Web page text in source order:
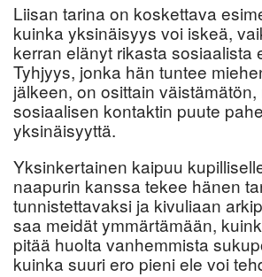
Liisan tarina on koskettava
kuinka yksinäisyys voi iskeä,
kerran elänyt rikasta sosiaalista
Tyhjyys, jonka hän tuntee
jälkeen, on osittain väistämätön,
sosiaalisen kontaktin puute
yksinäisyyttä.
Yksinkertainen kaipuu
naapurin kanssa tekee hänen
tunnistettavaksi ja kivuliaan
saa meidät ymmärtämään,
pitää huolta vanhemmista
kuinka suuri ero pieni ele voi